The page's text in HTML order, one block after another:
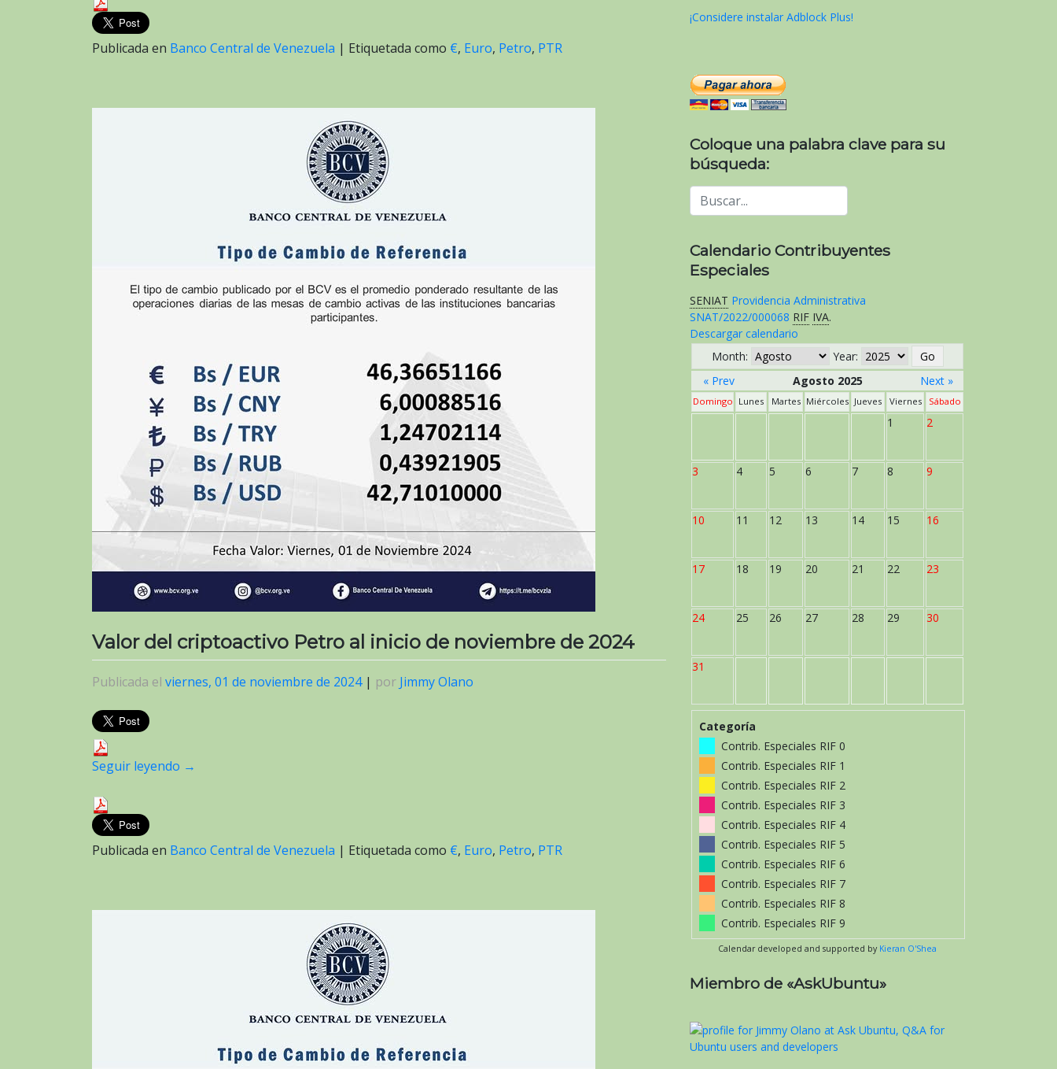
Publicada en Banco Central de Venezuela | Etiquetada como €, Euro, Petro, PTR
Valor del criptoactivo Petro al inicio de noviembre de 2024
Publicada el viernes, 01 de noviembre de 2024| por Jimmy Olano
Seguir leyendo →
Publicada en Banco Central de Venezuela | Etiquetada como €, Euro, Petro, PTR
¡Considere instalar Adblock Plus!
Coloque una palabra clave para su
búsqueda:
Calendario Contribuyentes
Especiales
SENIAT Providencia Administrativa
SNAT/2022/000068 RIF IVA.
Descargar calendario
Month:
Year:
« Prev
Agosto 2025 Next »
Domingo Lunes Martes Miércoles Jueves Viernes Sábado
1 2
3 4 5 6 7 8 9
10 11 12 13 14 15 16
17 18 19 20 21 22 23
24 25 26 27 28 29 30
31
Categoría
Contrib. Especiales RIF 0
Contrib. Especiales RIF 1
Contrib. Especiales RIF 2
Contrib. Especiales RIF 3
Contrib. Especiales RIF 4
Contrib. Especiales RIF 5
Contrib. Especiales RIF 6
Contrib. Especiales RIF 7
Contrib. Especiales RIF 8
Contrib. Especiales RIF 9
Calendar developed and supported by Kieran O'Shea
Miembro de «AskUbuntu»